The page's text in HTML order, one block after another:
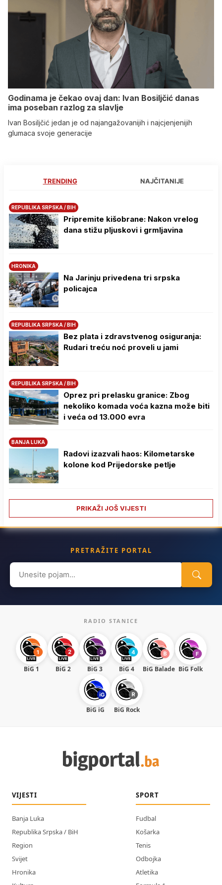
Godinama je čekao ovaj dan: Ivan Bosiljčić danas
ima poseban razlog za slavlje
Ivan Bosiljčić jedan je od najangažovanijih i najcjenjenijih
glumaca svoje generacije
TRENDING NAJČITANIJE
REPUBLIKA SRPSKA / BIH
Pripremite kišobrane: Nakon vrelog
dana stižu pljuskovi i grmljavina
HRONIKA
Na Јarinju privedena tri srpska
policajca
REPUBLIKA SRPSKA / BIH
Bez plata i zdravstvenog osiguranja:
Rudari treću noć proveli u jami
REPUBLIKA SRPSKA / BIH
Oprez pri prelasku granice: Zbog
nekoliko komada voća kazna može biti
i veća od 13.000 evra
BANJA LUKA
Radovi izazvali haos: Kilometarske
kolone kod Prijedorske petlje
PRIKAŽI JOŠ VIJESTI
PRETRAŽITE PORTAL
Search
for:
RADIO STANICE
BiG 1 BiG 2 BiG 3 BiG 4 BiG Balade BiG Folk
BiG iG BiG Rock
VIJESTI
Banja Luka
Republika Srpska / BiH
Region
Svijet
Hronika
SPORT
Fudbal
Košarka
Tenis
Odbojka
Atletika